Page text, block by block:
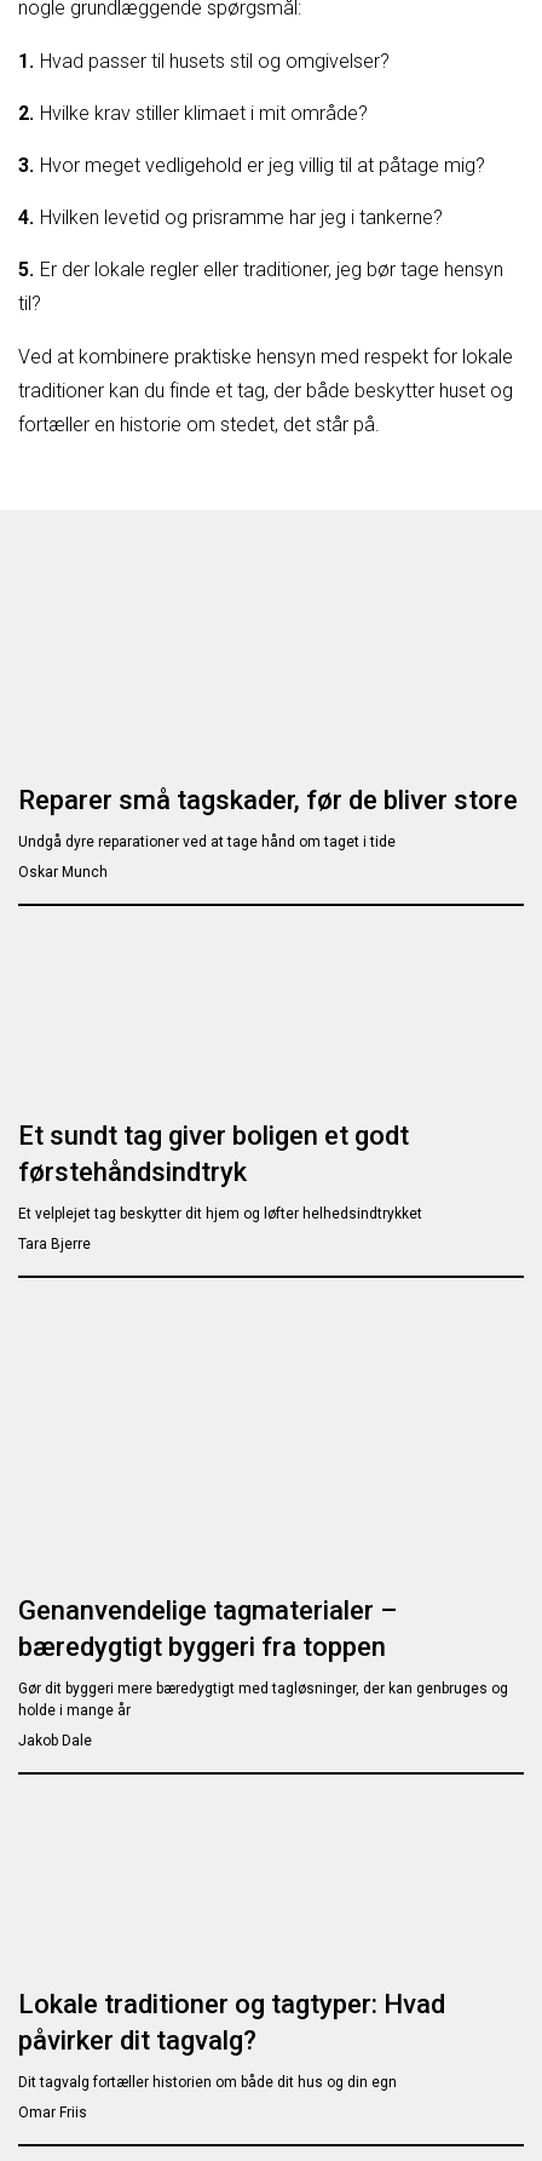
nogle grundlæggende spørgsmål:
Hvad passer til husets stil og omgivelser?
Hvilke krav stiller klimaet i mit område?
Hvor meget vedligehold er jeg villig til at påtage mig?
Hvilken levetid og prisramme har jeg i tankerne?
Er der lokale regler eller traditioner, jeg bør tage hensyn
til?
Ved at kombinere praktiske hensyn med respekt for lokale
traditioner kan du finde et tag, der både beskytter huset og
fortæller en historie om stedet, det står på.
Reparer små tag­skader, før de bliver store
Undgå dyre reparationer ved at tage hånd om taget i tide
Oskar Munch
Et sundt tag giver boligen et godt
førstehåndsindtryk
Et velplejet tag beskytter dit hjem og løfter helhedsindtrykket
Tara Bjerre
Genanvendelige tagmaterialer –
bæredygtigt byggeri fra toppen
Gør dit byggeri mere bæredygtigt med tagløsninger, der kan genbruges og
holde i mange år
Jakob Dale
Lokale traditioner og tagtyper: Hvad
påvirker dit tagvalg?
Dit tagvalg fortæller historien om både dit hus og din egn
Omar Friis